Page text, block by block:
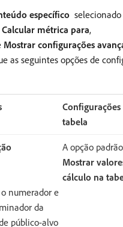
específico
Calcular métrica para,
Mostrar configurações
as seguintes opções de
Configurações
tabela
A opção padrão
Mostrar
cálculo na
numerador e
da
público-alvo